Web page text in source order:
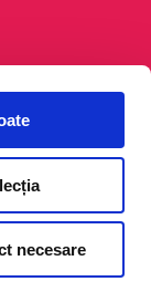
necesare